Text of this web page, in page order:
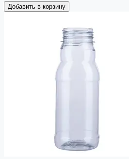
Добавить в корзину